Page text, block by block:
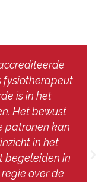
fysiotherapeut
is in het
Het bewust
patronen kan
in het
begeleiden in
over de